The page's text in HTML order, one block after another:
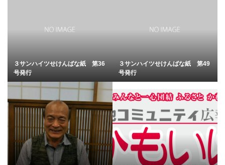
３サンハイツせけんばな紙 第36
号発行
３サンハイツせけんばな紙 第49
号発行